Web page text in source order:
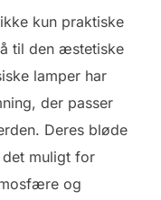
kun praktiske
til den æstetiske
lamper har
der passer
Deres bløde
muligt for
og